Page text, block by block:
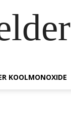
KOOLMONOXIDE